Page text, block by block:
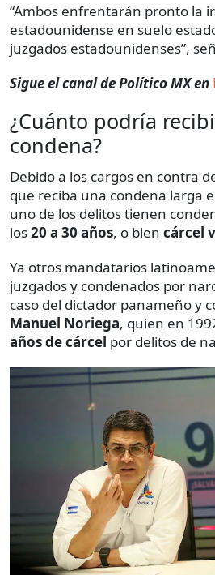
“Ambos enfrentarán pronto la
estadounidense en suelo
juzgados estadounidenses”,
Sigue el canal de Político MX en
¿Cuánto podría
condena?
Debido a los cargos en contra
que reciba una condena larga
uno de los delitos tienen
los20 a 30 años, o bien cárcel
Ya otros mandatarios
juzgados y condenados por
caso del dictador panameño y
Manuel Noriega, quien en
años de cárcel por delitos de